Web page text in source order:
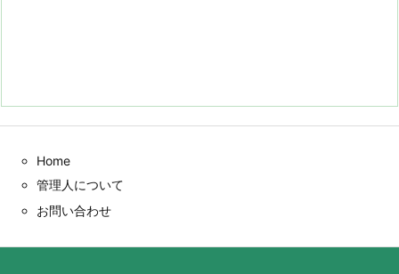
Home
管理人について
お問い合わせ